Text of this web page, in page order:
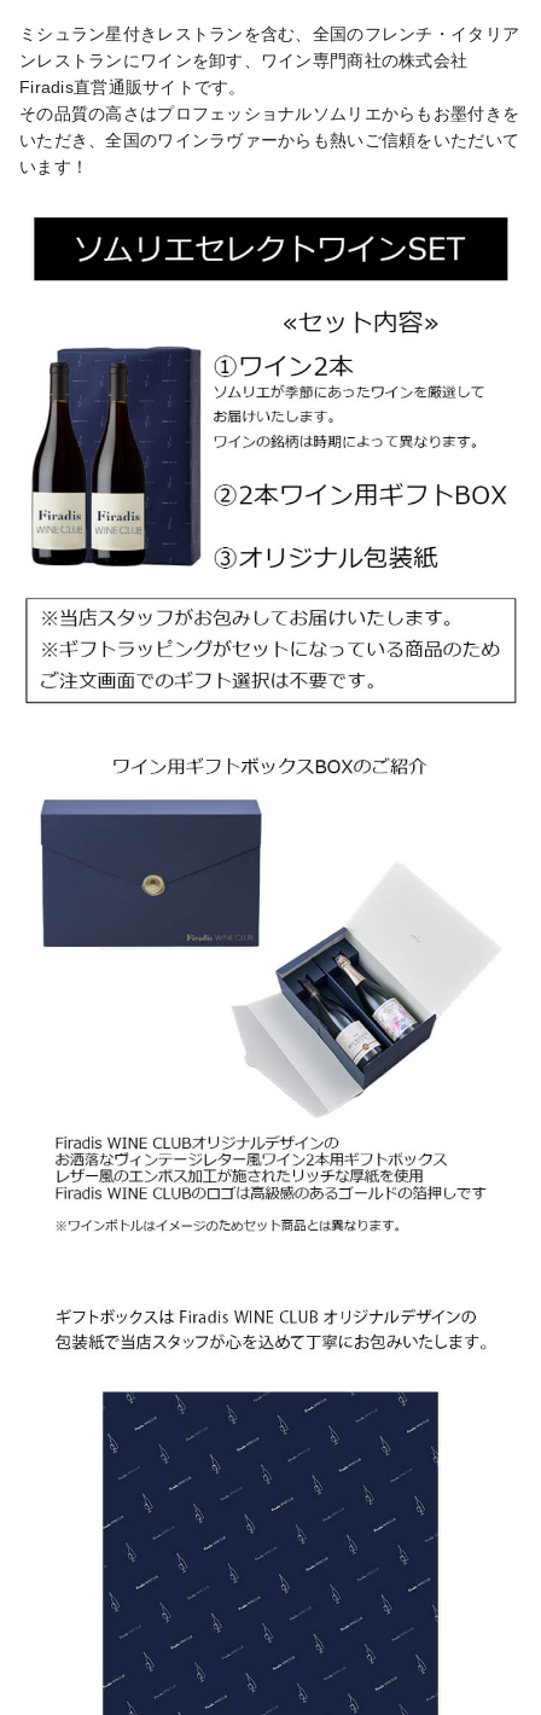
ミシュラン星付きレストランを含む、全国のフレンチ・イタリア
ンレストランにワインを卸す、ワイン専門商社の株式会社
Firadis直営通販サイトです。
その品質の高さはプロフェッショナルソムリエからもお墨付きを
いただき、全国のワインラヴァーからも熱いご信頼をいただいて
います！